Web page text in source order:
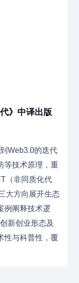
》中译出版
Web3.0的迭代
等技术原理，重
（非同质化代
大方向展开生态
例阐释技术逻
新创业形态及
性与科普性，覆